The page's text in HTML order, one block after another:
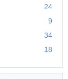
24
9
34
18